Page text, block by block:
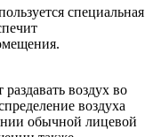
специальная
воздух во
воздуха
обычной лицевой